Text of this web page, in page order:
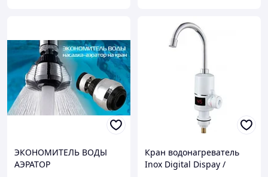
ЭКОНОМИТЕЛЬ ВОДЫ
АЭРАТОР
Кран водонагреватель
Inox Digital Dispay /